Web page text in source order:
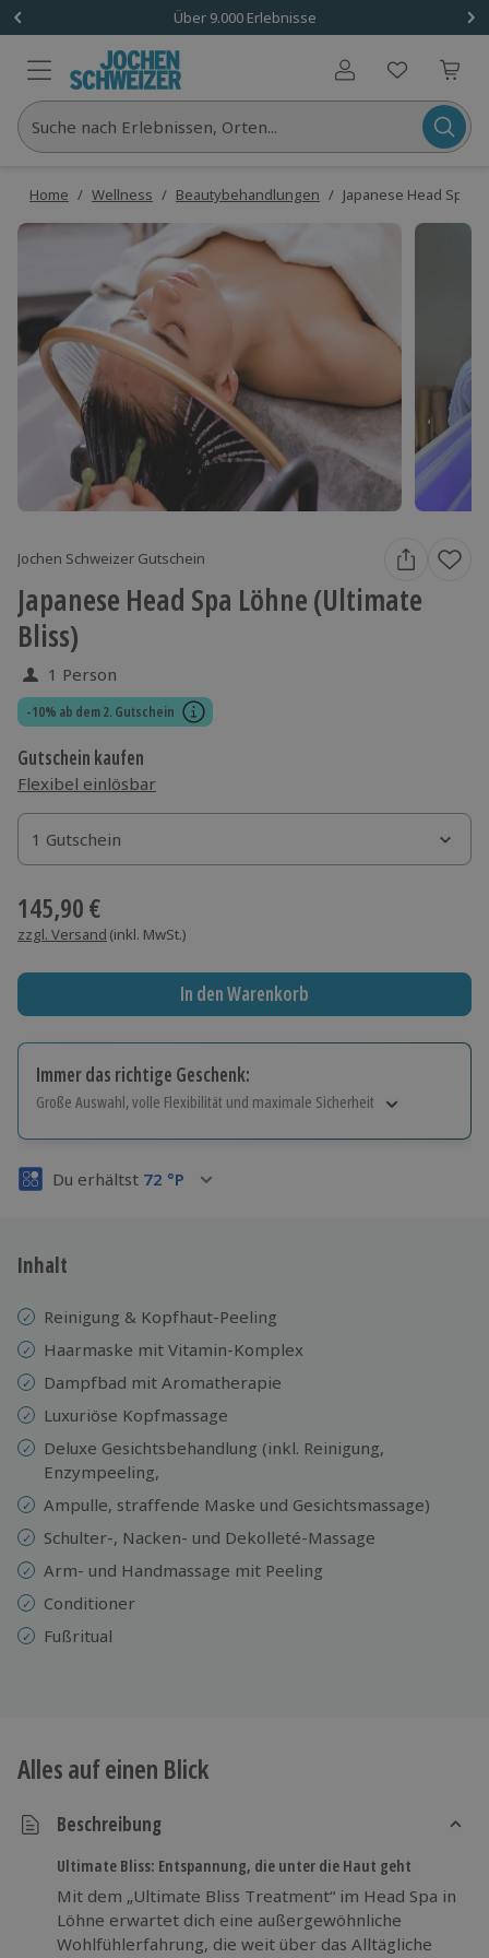
Über 9.000 Erlebnisse
Benutzerkonto
Suche nach Erlebnissen, Orten...
Home / Wellness / Beautybehandlungen / Japanese Head Spa
Jochen Schweizer Gutschein
Japanese Head Spa Löhne (Ultimate
Bliss)
1 Person
-10% ab dem 2. Gutschein
Gutschein kaufen
Flexibel einlösbar
1 Gutschein
1 Gutschein
1 Gutschein
145,90 €
zzgl. Versand (inkl. MwSt.)
In den Warenkorb
Immer das richtige Geschenk:
Große Auswahl, volle Flexibilität und maximale Sicherheit
Volle Flexibilität
3 Jahre gültig & verlängerbar.
Du erhältst 72 °P
Inhalt
Reinigung & Kopfhaut-Peeling
Haarmaske mit Vitamin-Komplex
Dampfbad mit Aromatherapie
Luxuriöse Kopfmassage
Deluxe Gesichtsbehandlung (inkl. Reinigung,
Enzympeeling,
Ampulle, straffende Maske und Gesichtsmassage)
Schulter-, Nacken- und Dekolleté-Massage
Arm- und Handmassage mit Peeling
Conditioner
Fußritual
Alles auf einen Blick
Beschreibung
Ultimate Bliss: Entspannung, die unter die Haut geht
Mit dem „Ultimate Bliss Treatment“ im Head Spa in
Löhne erwartet dich eine außergewöhnliche
Wohlfühlerfahrung, die weit über das Alltägliche